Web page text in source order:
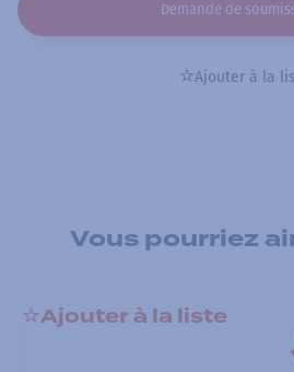
Demande de
Ajouter à la
Vous pourriez
Ajouter à la liste